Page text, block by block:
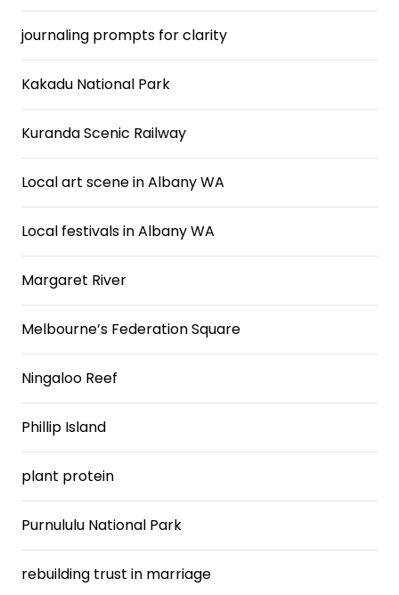
journaling prompts for clarity
Kakadu National Park
Kuranda Scenic Railway
Local art scene in Albany WA
Local festivals in Albany WA
Margaret River
Melbourne’s Federation Square
Ningaloo Reef
Phillip Island
plant protein
Purnululu National Park
rebuilding trust in marriage